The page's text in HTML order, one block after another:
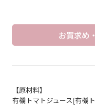
お買求め
【原材料】
有機トマトジュース[有機